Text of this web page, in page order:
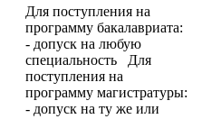
Для поступления на
программу бакалавриата:
- допуск на любую
специальность Для
поступления на
программу магистратуры:
- допуск на ту же или